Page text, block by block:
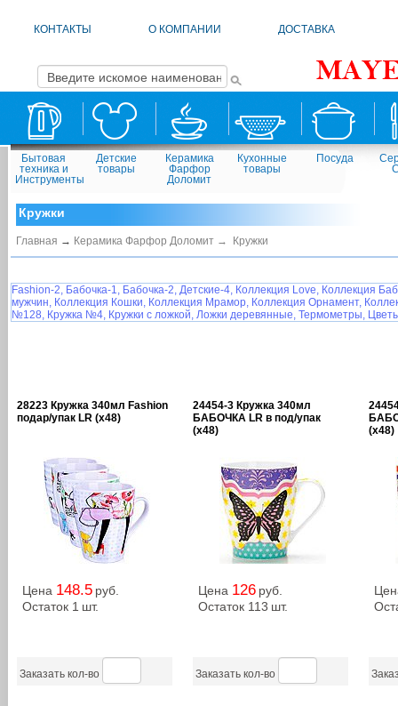
КОНТАКТЫ О КОМПАНИИ ДОСТАВКА
Бытовая
техника и
Инструменты
Детские
товары
Керамика
Фарфор
Доломит
Кухонные
товары
Посуда
Кружки
Главная → Керамика Фарфор Доломит → Кружки
Fashion-2, Бабочка-1, Бабочка-2, Детские-4, Коллекция Love, Коллекция
мужчин, Коллекция Кошки, Коллекция Мрамор, Коллекция Орнамент,
№128, Кружка №4, Кружки с ложкой, Ложки деревянные, Термометры,
28223 Кружка 340мл Fashion
подар/упак LR (х48)
Цена 148.5 руб.
Остаток 1 шт.
Заказать кол-во
24454-3 Кружка 340мл
БАБОЧКА LR в под/упак
(х48)
Цена 126 руб.
Остаток 113 шт.
Заказать кол-во
(х48)